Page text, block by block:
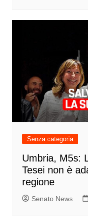
Senza categoria
Umbria, M5s:
Tesei non è
regione
Senato News